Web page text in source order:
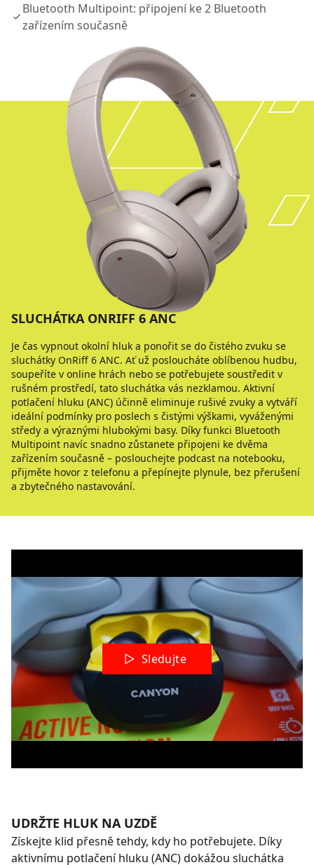
Bluetooth Multipoint: připojení ke 2 Bluetooth
zařízením současně
SLUCHÁTKA ONRIFF 6 ANC
Je čas vypnout okolní hluk a ponořit se do čistého zvuku se
sluchátky OnRiff 6 ANC. Ať už posloucháte oblíbenou hudbu,
soupeříte v online hrách nebo se potřebujete soustředit v
rušném prostředí, tato sluchátka vás nezklamou. Aktivní
potlačení hluku (ANC) účinně eliminuje rušivé zvuky a vytváří
ideální podmínky pro poslech s čistými výškami, vyváženými
středy a výraznými hlubokými basy. Díky funkci Bluetooth
Multipoint navíc snadno zůstanete připojeni ke dvěma
zařízením současně – poslouchejte podcast na notebooku,
přijměte hovor z telefonu a přepínejte plynule, bez přerušení
a zbytečného nastavování.
Sledujte
UDRŽTE HLUK NA UZDĚ
Získejte klid přesně tehdy, kdy ho potřebujete. Díky
aktivnímu potlačení hluku (ANC) dokážou sluchátka